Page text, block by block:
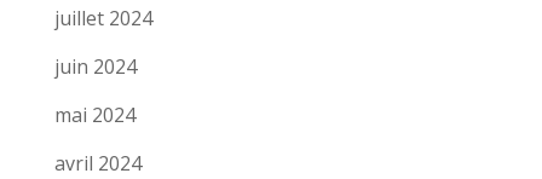
juillet 2024
juin 2024
mai 2024
avril 2024